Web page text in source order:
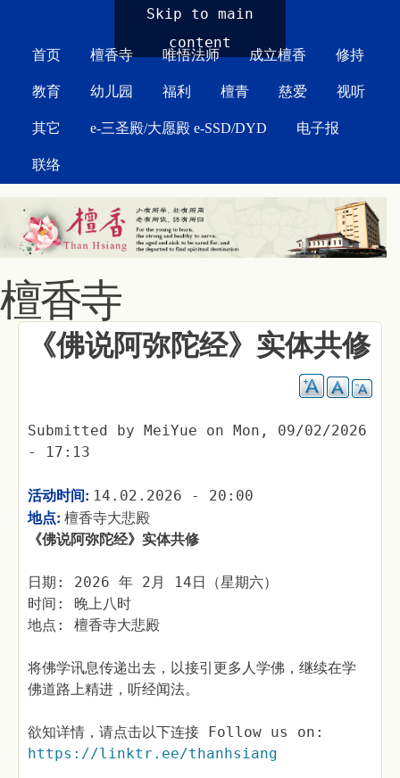
Skip to main
content
首页 檀香寺 唯悟法师 成立檀香 修持
教育 幼儿园 福利 檀青 慈爱 视听
其它 e-三圣殿/大愿殿 e-SSD/DYD 电子报
联络
檀香寺
《佛说阿弥陀经》实体共修
Submitted by MeiYue on Mon, 09/02/2026
- 17:13
活动时间: 14.02.2026 - 20:00
地点: 檀香寺大悲殿
《佛说阿弥陀经》实体共修
日期: 2026 年 2月 14日（星期六）
时间: 晚上八时
地点: 檀香寺大悲殿
将佛学讯息传递出去，以接引更多人学佛，继续在学
佛道路上精进，听经闻法。
欲知详情，请点击以下连接 Follow us on:
https://linktr.ee/thanhsiang